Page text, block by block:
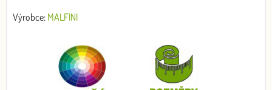
Výrobce: MALFINI